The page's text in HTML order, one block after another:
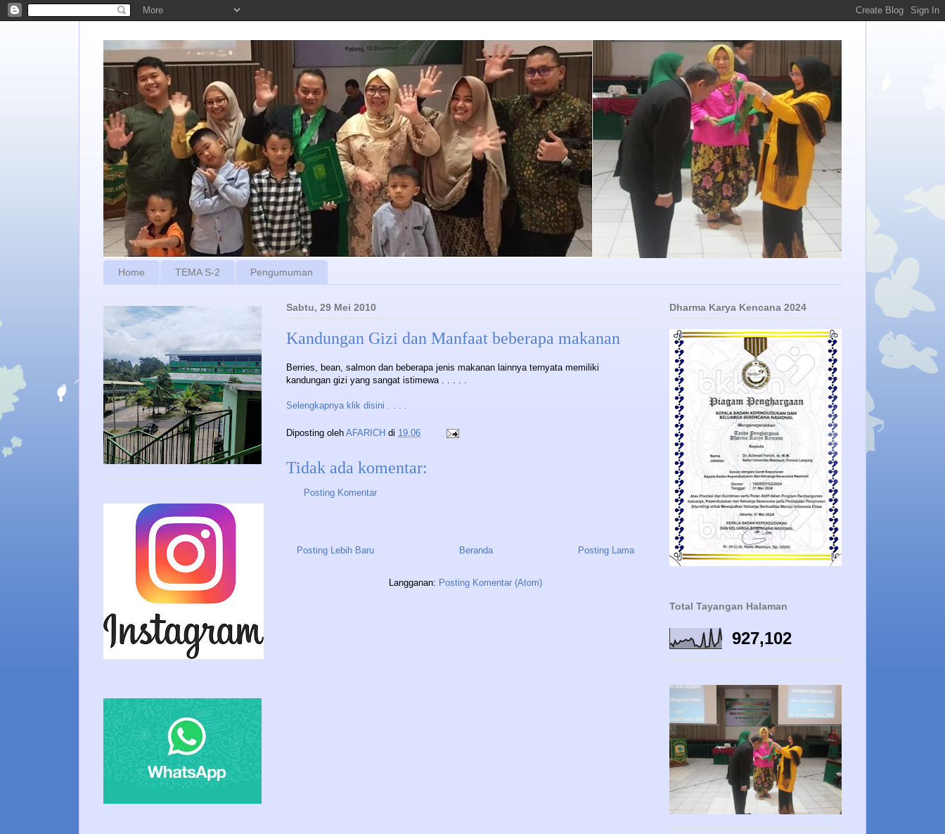
Home TEMA S-2 Pengumuman
Sabtu, 29 Mei 2010
Kandungan Gizi dan Manfaat beberapa makanan
Berries, bean, salmon dan beberapa jenis makanan lainnya ternyata memiliki
kandungan gizi yang sangat istimewa . . . . .
Selengkapnya klik disini . . . .
Diposting oleh AFARICH di 19.06
Tidak ada komentar:
Posting Komentar
Posting Lebih Baru Posting Lama
Beranda
Langganan: Posting Komentar (Atom)
Dharma Karya Kencana 2024
Total Tayangan Halaman
927,102